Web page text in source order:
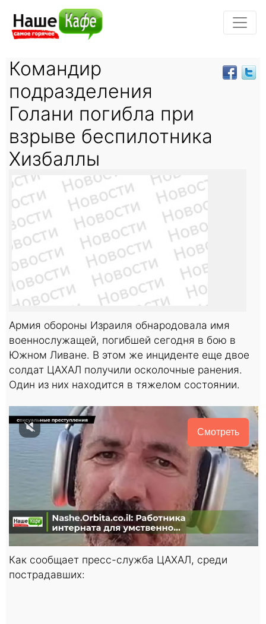
Командир
подразделения
Голани погибла при
взрыве беспилотника
Хизбаллы
Армия обороны Израиля обнародовала имя
военнослужащей, погибшей сегодня в бою в
Южном Ливане. В этом же инциденте еще двое
солдат ЦАХАЛ получили осколочные ранения.
Один из них находится в тяжелом состоянии.
Смотреть
Как сообщает пресс-служба ЦАХАЛ, среди
пострадавших: